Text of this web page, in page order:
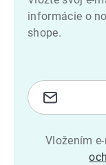
informácie o
shope.
Vložením